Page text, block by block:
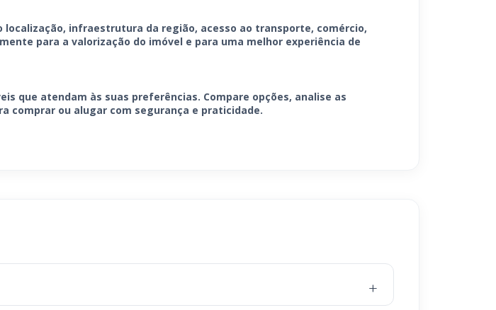
infraestrutura da região, acesso ao transporte, comércio,
para a valorização do imóvel e para uma melhor experiência de
que atendam às suas preferências. Compare opções, analise as
comprar ou alugar com segurança e praticidade.